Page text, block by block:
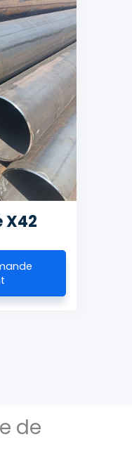
X42
de